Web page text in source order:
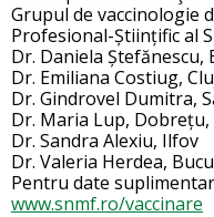
Grupul de vaccinologie
Profesional-Științific al
Dr. Daniela Ștefănescu,
Dr. Emiliana Costiug,
Dr. Gindrovel Dumitra,
Dr. Maria Lup, Dobrețu,
Dr. Sandra Alexiu, Ilfov
Dr. Valeria Herdea,
Pentru date
www.snmf.ro/vaccinare